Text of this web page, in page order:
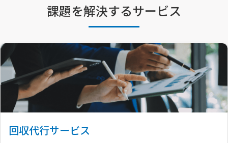
課題を解決するサービス
回収代行サービス